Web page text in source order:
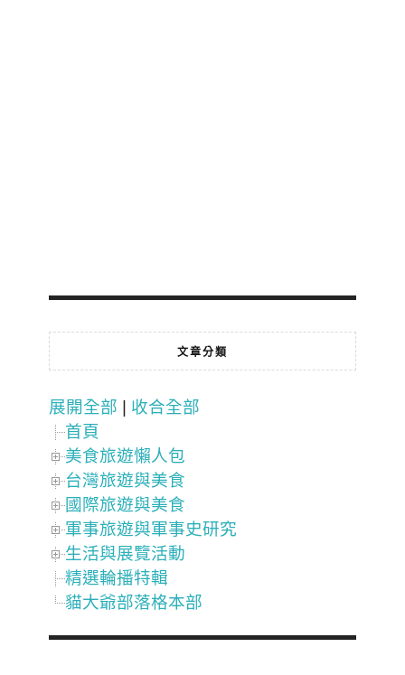
文章分類
展開全部
收合全部
首頁
美食旅遊懶人包
台灣旅遊與美食
國際旅遊與美食
軍事旅遊與軍事史研究
生活與展覽活動
精選輪播特輯
貓大爺部落格本部